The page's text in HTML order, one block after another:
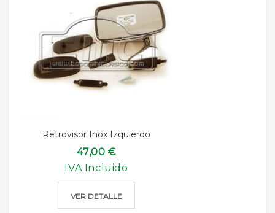
Retrovisor Inox Izquierdo
47,00 €
IVA Incluido
VER DETALLE